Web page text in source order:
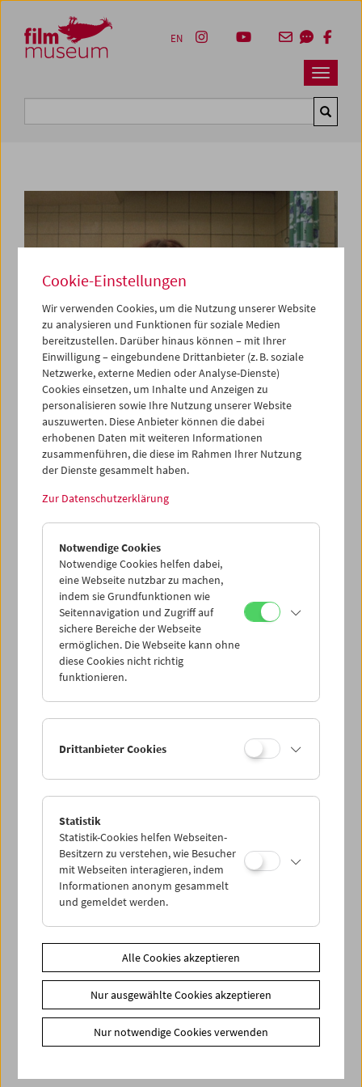
Zum Inhalt
Zum Hauptmenü
Zur Servicenavigation
Zum Suche
Navbar
EN
Alles Arbeit
Begleitend zur Ausstellung
Erwerbs- und Sorgetätigkeit, die bis 10. Jänner 2027 im
Haus der Geschichte Österreich zu sehen ist, haben wir
zwei Filme aus den 1970er Jahren ausgewählt. Beide
Filmemacherinnen – Chantal Akerman aus Belgien und
Marva Nabili aus dem Iran – setzen das Thema der
unbezahlten, unsichtbaren und meist von Frauen
erledigten (Haus)Arbeit auf radikale Weise um.
In Kooperation mit dem Haus der Geschichte Österreich
Zusätzliche Materialien
einem leeren Kühlschrank laufen
LinkMitwirkende|Haus der Geschichte Österreich
Share on
Spielplan
Vorschau Sept / Okt 2026
Regelmäßige Programme
Programmarchiv
Ticketinformationen
Cookie-Einstellungen
Wir verwenden Cookies, um die Nutzung unserer Website
zu analysieren und Funktionen für soziale Medien
bereitzustellen. Darüber hinaus können – mit Ihrer
Einwilligung – eingebundene Drittanbieter (z. B. soziale
Netzwerke, externe Medien oder Analyse-Dienste)
Cookies einsetzen, um Inhalte und Anzeigen zu
personalisieren sowie Ihre Nutzung unserer Website
auszuwerten. Diese Anbieter können die dabei
erhobenen Daten mit weiteren Informationen
zusammenführen, die diese im Rahmen Ihrer Nutzung
der Dienste gesammelt haben.
Zur Datenschutzerklärung
Notwendige Cookies
Notwendige Cookies helfen dabei,
eine Webseite nutzbar zu machen,
indem sie Grundfunktionen wie
Seitennavigation und Zugriff auf
sichere Bereiche der Webseite
ermöglichen. Die Webseite kann ohne
diese Cookies nicht richtig
funktionieren.
Drittanbieter Cookies
Statistik
Statistik-Cookies helfen Webseiten-
Besitzern zu verstehen, wie Besucher
mit Webseiten interagieren, indem
Informationen anonym gesammelt
und gemeldet werden.
Alle Cookies akzeptieren
Nur ausgewählte Cookies akzeptieren
Nur notwendige Cookies verwenden